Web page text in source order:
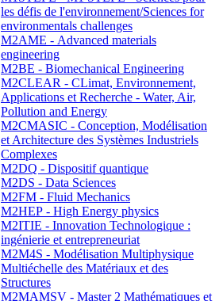
les défis de l'environnement/Sciences for
environmentals challenges
M2AME - Advanced materials
engineering
M2BE - Biomechanical Engineering
M2CLEAR - CLimat, Environnement,
Applications et Recherche - Water, Air,
Pollution and Energy
M2CMASIC - Conception, Modélisation
et Architecture des Systèmes Industriels
Complexes
M2DQ - Dispositif quantique
M2DS - Data Sciences
M2FM - Fluid Mechanics
M2HEP - High Energy physics
M2ITIE - Innovation Technologique :
ingénierie et entrepreneuriat
M2M4S - Modélisation Multiphysique
Multiéchelle des Matériaux et des
Structures
M2MAMSV - Master 2 Mathématiques et